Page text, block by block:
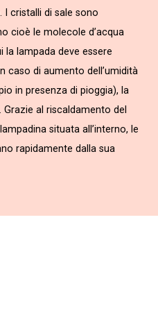
I cristalli di sale sono
cioè le molecole d’acqua
la lampada deve essere
caso di aumento dell’umidità
in presenza di pioggia), la
al riscaldamento del
situata all’interno, le
rapidamente dalla sua